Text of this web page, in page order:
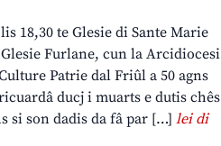
18,30 te Glesie di Sante Marie
Furlane, cun la Arcidiocesi
Patrie dal Friûl a 50 agns
ducj i muarts e dutis chês
si son dadis da fâ par […] lei di